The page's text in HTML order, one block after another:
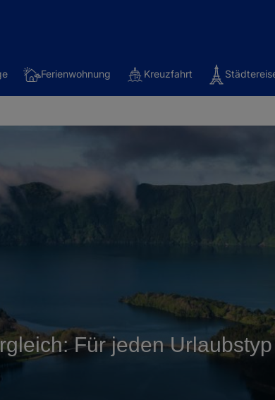
Ferienwohnung Kreuzfahrt
Für jeden